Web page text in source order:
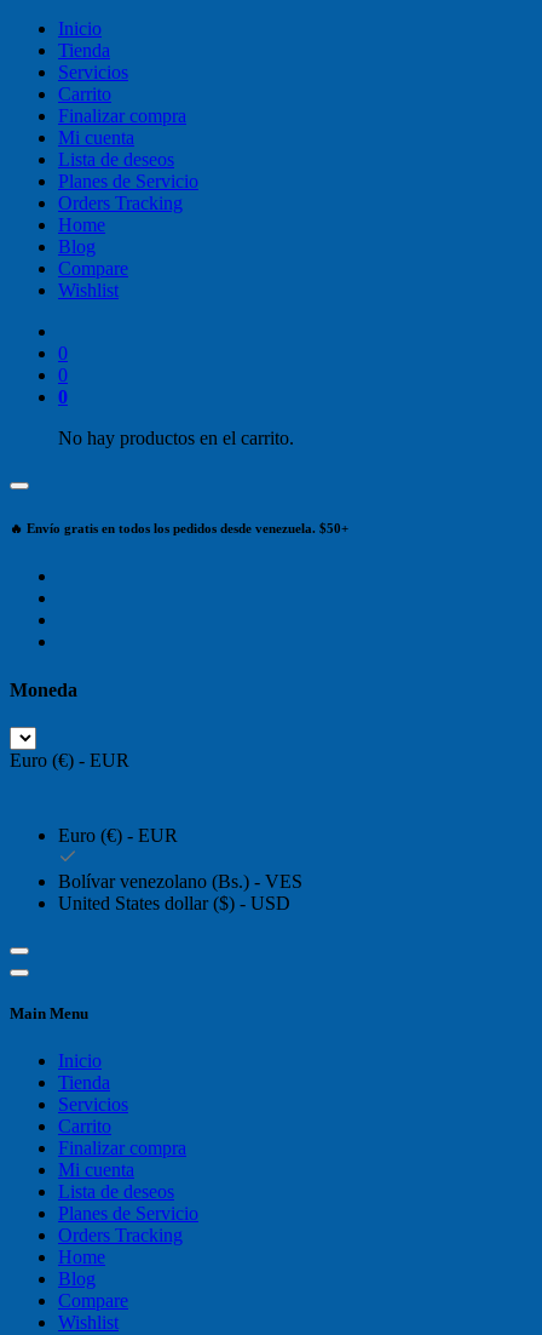
Inicio
Tienda
Servicios
Carrito
Finalizar compra
Mi cuenta
Lista de deseos
Planes de Servicio
Orders Tracking
Home
Blog
Compare
Wishlist
0
0
0
No hay productos en el carrito.
🔥 Envío gratis en todos los pedidos desde venezuela. $50+
Moneda
Euro (€) - EUR
Euro (€) - EUR
Bolívar venezolano (Bs.) - VES
United States dollar ($) - USD
Main Menu
Inicio
Tienda
Servicios
Carrito
Finalizar compra
Mi cuenta
Lista de deseos
Planes de Servicio
Orders Tracking
Home
Blog
Compare
Wishlist